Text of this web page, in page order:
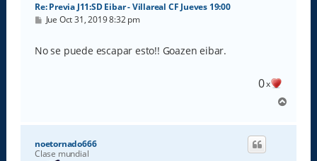
Re: Previa J11:SD Eibar - Villareal CF Jueves 19:00
M
s
a
Jue Oct 31, 2019 8:32 pm
No se puede escapar esto!! Goazen eibar.
0x
r
noetornado666
Clase mundial